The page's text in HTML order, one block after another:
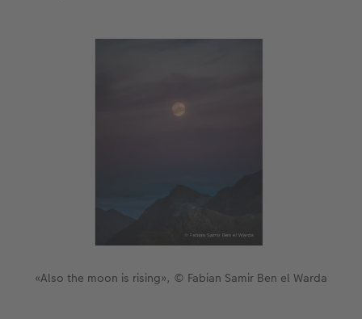
«Also the moon is rising», © Fabian Samir Ben el Warda